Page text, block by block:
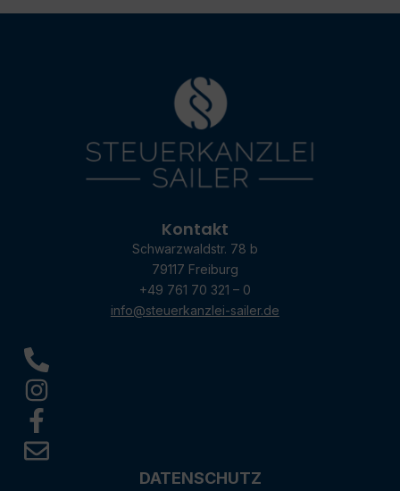
Kontakt
Schwarzwaldstr. 78 b
79117 Freiburg
+49 761 70 321 – 0
info@steuerkanzlei-sailer.de
DATENSCHUTZ